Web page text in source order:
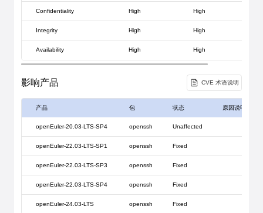
Confidentiality High High
Integrity High High
Availability High High
影响产品 CVE 术语说明
产品 包 状态 原因说明
openEuler-20.03-LTS-SP4 openssh Unaffected
openEuler-22.03-LTS-SP1 openssh Fixed
openEuler-22.03-LTS-SP3 openssh Fixed
openEuler-22.03-LTS-SP4 openssh Fixed
openEuler-24.03-LTS openssh Fixed